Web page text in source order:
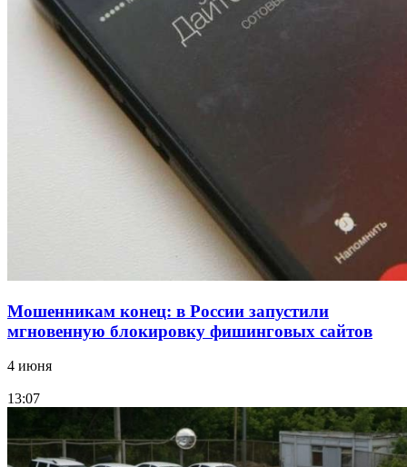
Сладкий праздник в Волгограде: в Центральном
парке прошёл фестиваль „Арбузный переполох“
Волгоградские компании нарастили экспорт:
заключены контракты на 3,6 млн долларов
Мошенникам конец: в России запустили
мгновенную блокировку фишинговых сайтов
4 июня
13:07